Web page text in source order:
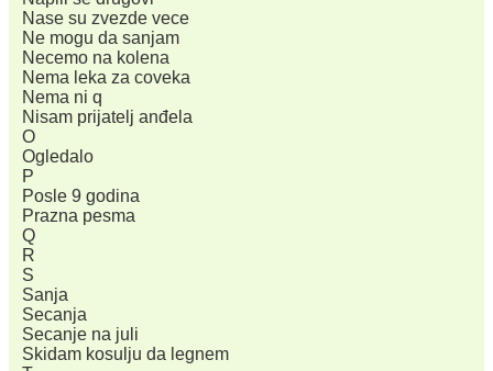
Nase su zvezde vece
Ne mogu da sanjam
Necemo na kolena
Nema leka za coveka
Nema ni q
Nisam prijatelj anđela
O
Ogledalo
P
Posle 9 godina
Prazna pesma
Q
R
S
Sanja
Secanja
Secanje na juli
Skidam kosulju da legnem